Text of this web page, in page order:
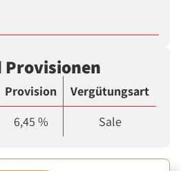
Provisionen
Provision
Vergütungsart
6,45 % Sale